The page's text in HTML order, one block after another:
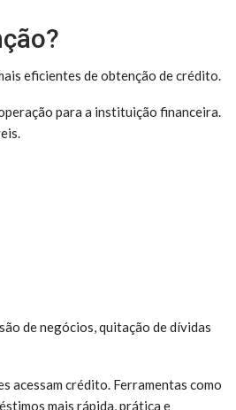
eficientes de obtenção de crédito.
para a instituição financeira.
de negócios, quitação de dívidas
acessam crédito. Ferramentas como
mais rápida, prática e